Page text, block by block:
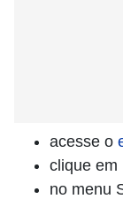
acesse o
clique em
no menu